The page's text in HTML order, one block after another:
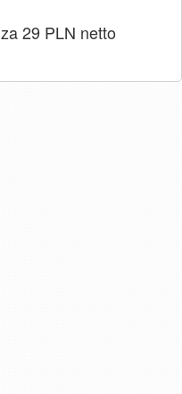
za 29 PLN netto